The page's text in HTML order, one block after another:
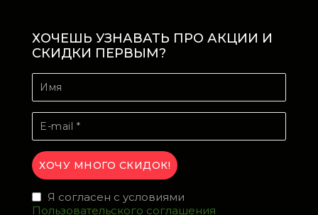
ХОЧЕШЬ УЗНАВАТЬ ПРО АКЦИИ И
СКИДКИ ПЕРВЫМ?
Я согласен с условиями
Пользовательского соглашения